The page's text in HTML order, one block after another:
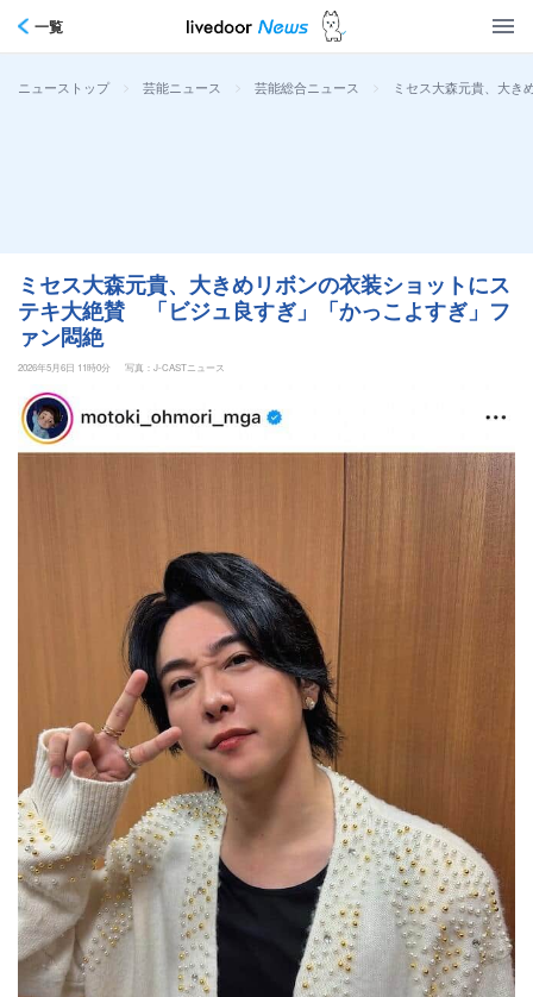
一覧
ニューストップ > 芸能ニュース > 芸能総合ニュース > ミセス大森元貴、大
ミセス大森元貴、大きめリボンの衣装ショットにス
テキ大絶賛 「ビジュ良すぎ」「かっこよすぎ」フ
ァン悶絶
2026年5月6日 11時0分 写真：J-CASTニュース